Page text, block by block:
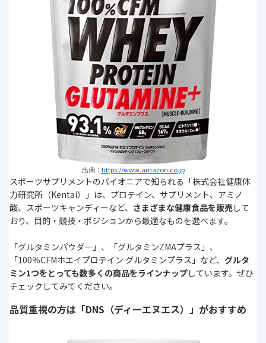
出典： https://www.amazon.co.jp
スポーツサプリメントのパイオニアで知られる「株式会社健康体
力研究所（Kentai）」は、プロテイン、サプリメント、アミノ
酸、スポーツキャンディーなど、 さまざまな健康食品を販売して
おり、目的・競技・ポジションから最適なものを選べます。
「グルタミンパウダー」、「グルタミンZMAプラス」、
「100％CFMホエイプロテイン グルタミンプラス」など、 グルタ
ミン1つをとっても数多くの商品をラインナップしています。ぜひ
チェックしてみてください。
品質重視の方は「DNS（ディーエヌエス）」がおすすめ